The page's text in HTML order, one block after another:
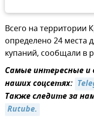
Всего на территории
определено 24 места
купаний, сообщали в
Самые интересные
наших соцсетях:
Также следите за
Rutube.